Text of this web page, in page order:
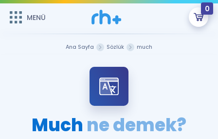
MENÜ
0
Sepetin Şu An Boş.
Remzi Hoca ile seni sınava hazırlayacak onlarca eğitim seni
bekliyor!
MENÜ
Ana Sayfa Sözlük much
Much ne demek?